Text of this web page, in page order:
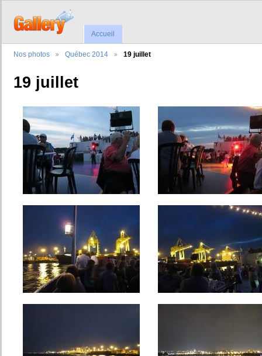
Accueil
Nos photos Québec 2014 19 juillet
19 juillet